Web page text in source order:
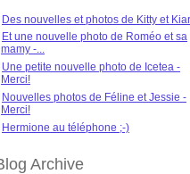
Des nouvelles et photos de Kitty et
Et une nouvelle photo de Roméo et sa
mamy -...
Une petite nouvelle photo de Icetea -
Merci!
Nouvelles photos de Féline et Jessie -
Merci!
Hermione au téléphone ;-)
Archive